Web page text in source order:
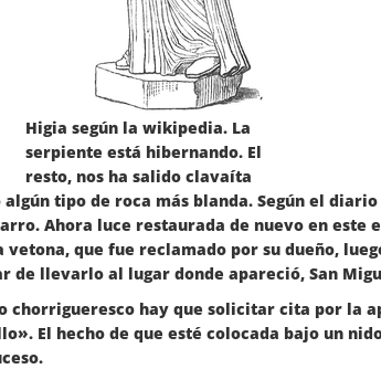
Higia según la wikipedia. La
serpiente está hibernando. El
resto, nos ha salido clavaíta
tipo de roca más blanda. Según el
Ahora luce restaurada de nuevo en este
que fue reclamado por su dueño,
de llevarlo al lugar donde apareció, San
hay que solicitar cita por la
El hecho de que esté colocada bajo un